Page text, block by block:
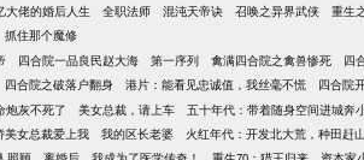
大佬的婚后人生 全职法师 混沌天帝诀 召唤之异界武侠 重生
抓住那个魔修
四合院一品良民赵大海 第一序列 禽满四合院之禽兽惨死 四
四合院之破落户翻身 港片：能看见忠诚值，我丝毫不慌 四合院
炮灰不死了 美女总裁，请上车 五十年代：带着随身空间进城奔
美女总裁爱上我 我的区长老婆 火红年代：开发北大荒，种田赶